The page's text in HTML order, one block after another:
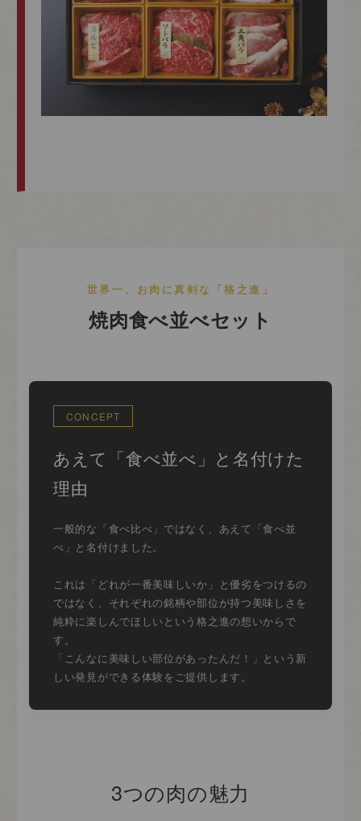
世界一、お肉に真剣な「格之進」
焼肉食べ並べセット
CONCEPT
あえて「食べ並べ」と名付けた
理由
一般的な「食べ比べ」ではなく、あえて「食べ並
べ」と名付けました。
これは「どれが一番美味しいか」と優劣をつけるの
ではなく、それぞれの銘柄や部位が持つ美味しさを
純粋に楽しんでほしいという格之進の想いからで
す。
「こんなに美味しい部位があったんだ！」という新
しい発見ができる体験をご提供します。
3つの肉の魅力